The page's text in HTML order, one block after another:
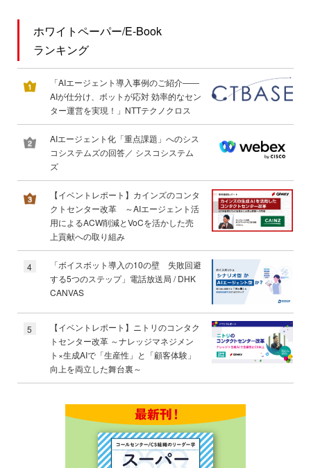
ホワイトペーパー/E-Book
ランキング
「AIエージェント導入事例のご紹介――
AIが仕分け、ボットが応対 効率的なセン
ター運営を実現！」NTTテクノクロス
AIエージェント化「重点課題」へのシス
コシステムズの回答／ シスコシステム
ズ
【イベントレポート】カインズのコンタ
クトセンター改革 ～AIエージェント活
用によるACW削減とVoCを活かした売
上貢献への取り組み
4
「ボイスボット導入の10の壁 失敗回避
する5つのステップ」電話放送局 / DHK
CANVAS
5
【イベントレポート】ニトリのコンタク
トセンター改革 ～ナレッジマネジメン
ト×生成AIで「生産性」と「顧客体験」
向上を両立した舞台裏～